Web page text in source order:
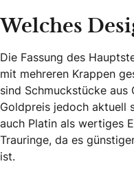
Welches
Die Fassung des
mit mehreren Krappen
sind Schmuckstücke
Goldpreis jedoch aktuell
auch Platin als wertiges
Trauringe, da es
ist.